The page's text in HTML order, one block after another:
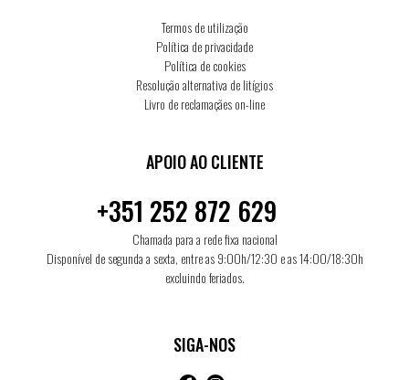
Termos de utilização
Política de privacidade
Política de cookies
Resolução alternativa de litígios
Livro de reclamaçães on-line
APOIO AO CLIENTE
+351 252 872 629
Chamada para a rede fixa nacional
Disponível de segunda a sexta, entre as 9:00h/12:30 e as 14:00/18:30h
excluindo feriados.
SIGA-NOS